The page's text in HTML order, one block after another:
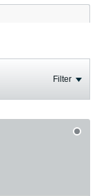
Filter